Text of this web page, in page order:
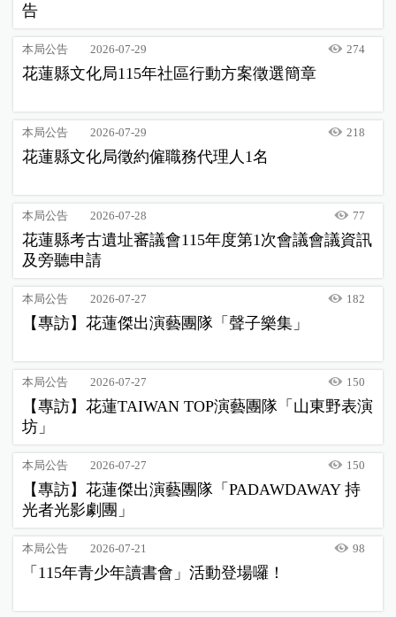
告
本局公告 2026-07-29 274
花蓮縣文化局115年社區行動方案徵選簡章
本局公告 2026-07-29 218
花蓮縣文化局徵約僱職務代理人1名
本局公告 2026-07-28 77
花蓮縣考古遺址審議會115年度第1次會議會議資訊
及旁聽申請
本局公告 2026-07-27 182
【專訪】花蓮傑出演藝團隊「聲子樂集」
本局公告 2026-07-27 150
【專訪】花蓮TAIWAN TOP演藝團隊「山東野表演
坊」
本局公告 2026-07-27 150
【專訪】花蓮傑出演藝團隊「PADAWDAWAY 持
光者光影劇團」
本局公告 2026-07-21 98
「115年青少年讀書會」活動登場囉！